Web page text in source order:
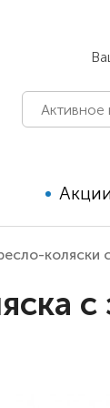
коляски